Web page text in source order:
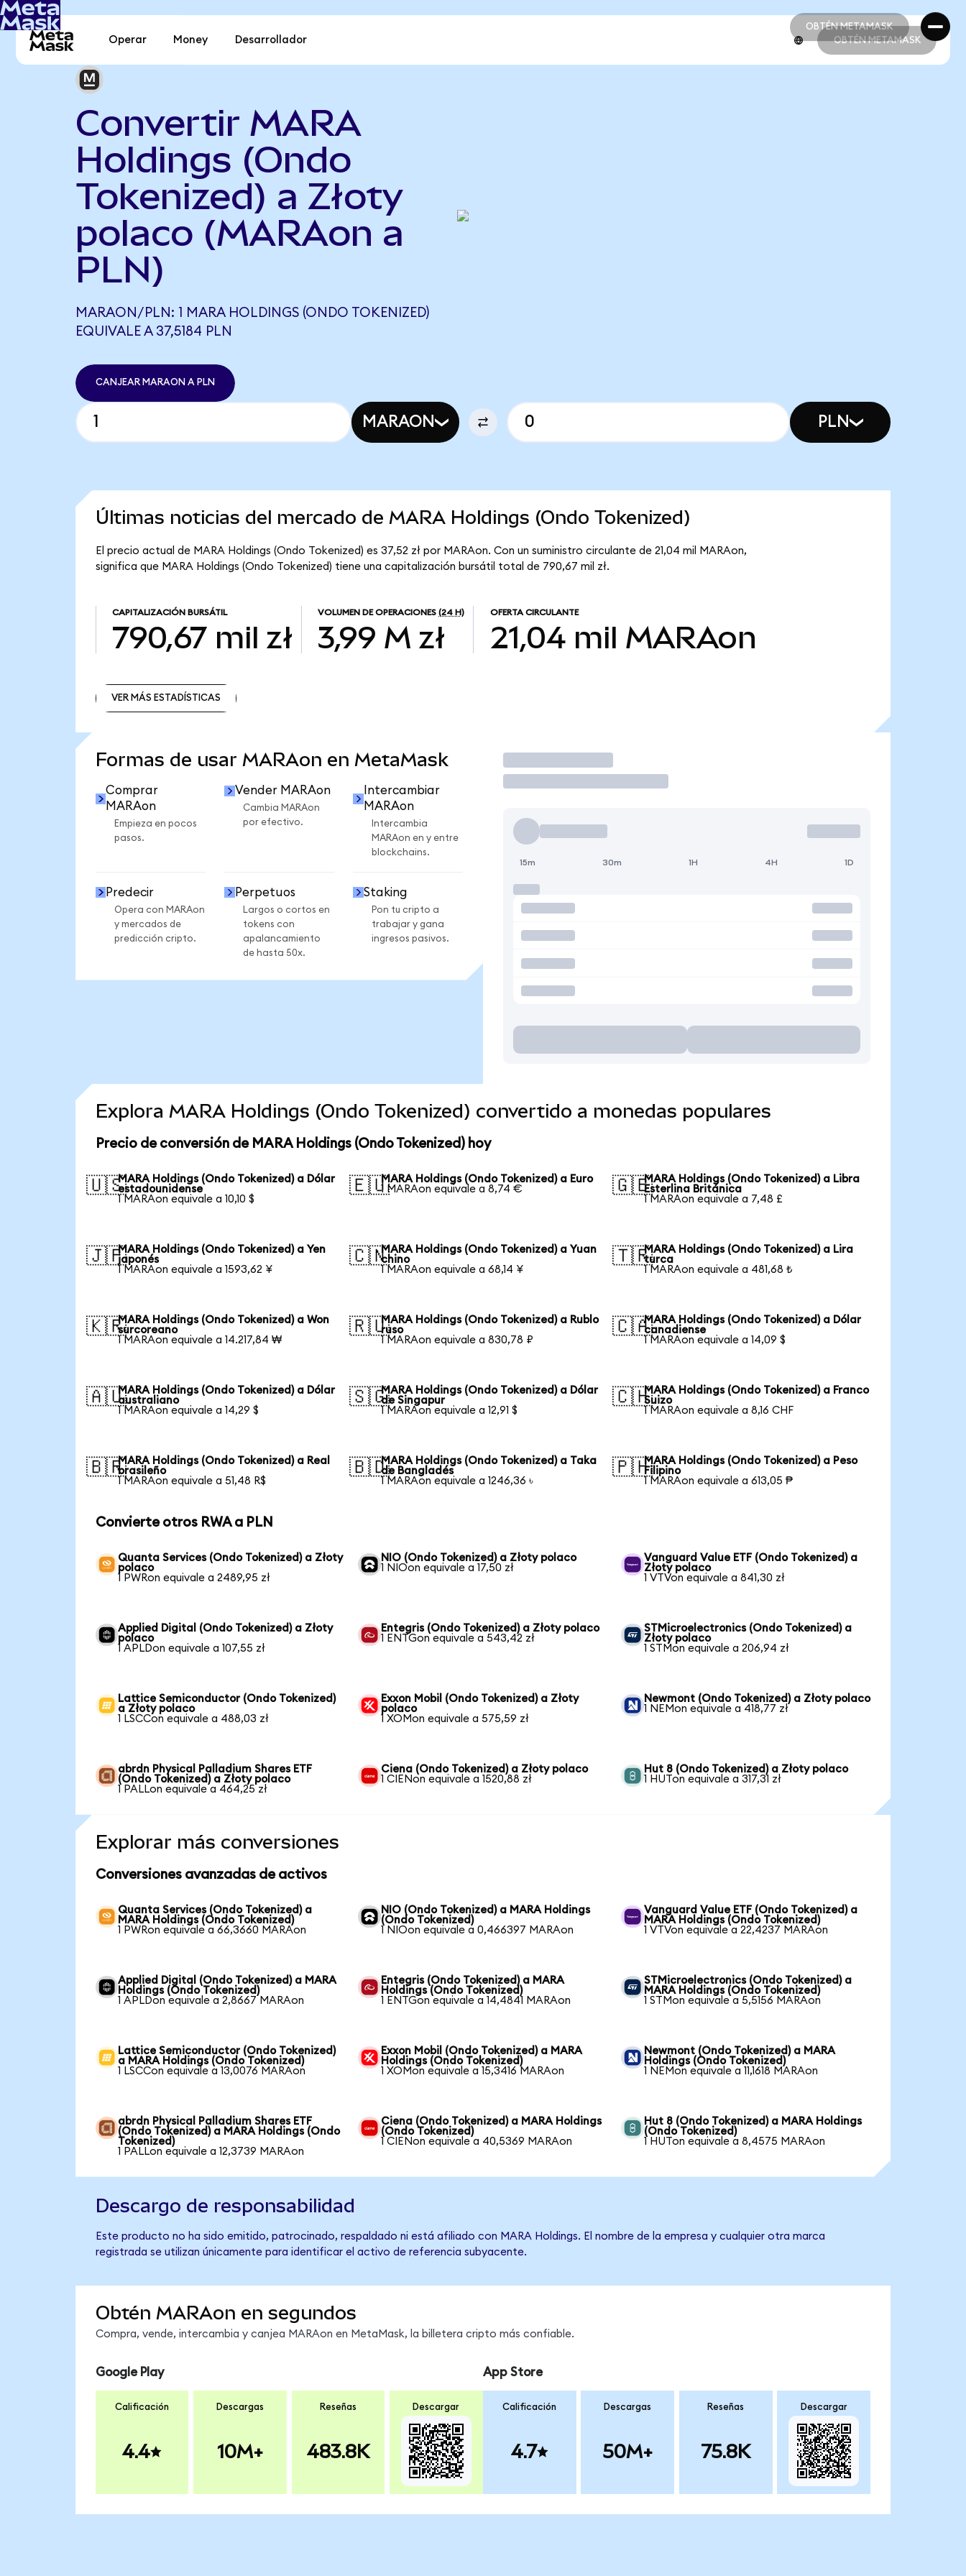
OBTÉN METAMASK
OBTÉN METAMASK
Operar Money Desarrollador OBTÉN METAMASK
Convertir MARA
Holdings (Ondo
Tokenized) a Złoty
polaco (MARAon a
PLN)
MARAON/PLN: 1 MARA HOLDINGS (ONDO TOKENIZED)
EQUIVALE A 37,5184 PLN
CANJEAR MARAON A PLN
MARAON PLN
Últimas noticias del mercado de MARA Holdings (Ondo Tokenized)
El precio actual de MARA Holdings (Ondo Tokenized) es 37,52 zł por MARAon. Con un suministro circulante de 21,04 mil MARAon,
significa que MARA Holdings (Ondo Tokenized) tiene una capitalización bursátil total de 790,67 mil zł.
CAPITALIZACIÓN BURSÁTIL
790,67 mil zł
VOLUMEN DE OPERACIONES (24 H)
3,99 M zł
OFERTA CIRCULANTE
21,04 mil MARAon
VER MÁS ESTADÍSTICAS
Formas de usar MARAon en MetaMask
Comprar
MARAon
Empieza en pocos
pasos.
Vender MARAon
Cambia MARAon
por efectivo.
Intercambiar
MARAon
Intercambia
MARAon en y entre
blockchains.
Predecir
Opera con MARAon
y mercados de
predicción cripto.
Perpetuos
Largos o cortos en
tokens con
apalancamiento
de hasta 50x.
Staking
Pon tu cripto a
trabajar y gana
ingresos pasivos.
Operar
15m 30m 1H 4H 1D
Explora MARA Holdings (Ondo Tokenized) convertido a monedas populares
Precio de conversión de MARA Holdings (Ondo Tokenized) hoy
🇺🇸MARA Holdings (Ondo Tokenized) a Dólar
estadounidense
1 MARAon equivale a 10,10 $
🇪🇺MARA Holdings (Ondo Tokenized) a Euro
1 MARAon equivale a 8,74 €
🇬🇧MARA Holdings (Ondo Tokenized) a Libra
Esterlina Británica
1 MARAon equivale a 7,48 £
🇯🇵MARA Holdings (Ondo Tokenized) a Yen
japonés
1 MARAon equivale a 1593,62 ¥
🇨🇳MARA Holdings (Ondo Tokenized) a Yuan
chino
1 MARAon equivale a 68,14 ¥
🇹🇷MARA Holdings (Ondo Tokenized) a Lira
turca
1 MARAon equivale a 481,68 ₺
🇰🇷MARA Holdings (Ondo Tokenized) a Won
surcoreano
1 MARAon equivale a 14.217,84 ₩
🇷🇺MARA Holdings (Ondo Tokenized) a Rublo
ruso
1 MARAon equivale a 830,78 ₽
🇨🇦MARA Holdings (Ondo Tokenized) a Dólar
canadiense
1 MARAon equivale a 14,09 $
🇦🇺MARA Holdings (Ondo Tokenized) a Dólar
australiano
1 MARAon equivale a 14,29 $
🇸🇬MARA Holdings (Ondo Tokenized) a Dólar
de Singapur
1 MARAon equivale a 12,91 $
🇨🇭MARA Holdings (Ondo Tokenized) a Franco
Suizo
1 MARAon equivale a 8,16 CHF
🇧🇷MARA Holdings (Ondo Tokenized) a Real
brasileño
1 MARAon equivale a 51,48 R$
🇧🇩MARA Holdings (Ondo Tokenized) a Taka
de Bangladés
1 MARAon equivale a 1246,36 ৳
🇵🇭MARA Holdings (Ondo Tokenized) a Peso
Filipino
1 MARAon equivale a 613,05 ₱
Convierte otros RWA a PLN
Quanta Services (Ondo Tokenized) a Złoty
polaco
1 PWRon equivale a 2489,95 zł
NIO (Ondo Tokenized) a Złoty polaco
1 NIOon equivale a 17,50 zł
Vanguard Value ETF (Ondo Tokenized) a
Złoty polaco
1 VTVon equivale a 841,30 zł
Applied Digital (Ondo Tokenized) a Złoty
polaco
1 APLDon equivale a 107,55 zł
Entegris (Ondo Tokenized) a Złoty polaco
1 ENTGon equivale a 543,42 zł
STMicroelectronics (Ondo Tokenized) a
Złoty polaco
1 STMon equivale a 206,94 zł
Lattice Semiconductor (Ondo Tokenized)
a Złoty polaco
1 LSCCon equivale a 488,03 zł
Exxon Mobil (Ondo Tokenized) a Złoty
polaco
1 XOMon equivale a 575,59 zł
Newmont (Ondo Tokenized) a Złoty polaco
1 NEMon equivale a 418,77 zł
abrdn Physical Palladium Shares ETF
(Ondo Tokenized) a Złoty polaco
1 PALLon equivale a 464,25 zł
Ciena (Ondo Tokenized) a Złoty polaco
1 CIENon equivale a 1520,88 zł
Hut 8 (Ondo Tokenized) a Złoty polaco
1 HUTon equivale a 317,31 zł
Explorar más conversiones
Conversiones avanzadas de activos
Quanta Services (Ondo Tokenized) a
MARA Holdings (Ondo Tokenized)
1 PWRon equivale a 66,3660 MARAon
NIO (Ondo Tokenized) a MARA Holdings
(Ondo Tokenized)
1 NIOon equivale a 0,466397 MARAon
Vanguard Value ETF (Ondo Tokenized) a
MARA Holdings (Ondo Tokenized)
1 VTVon equivale a 22,4237 MARAon
Applied Digital (Ondo Tokenized) a MARA
Holdings (Ondo Tokenized)
1 APLDon equivale a 2,8667 MARAon
Entegris (Ondo Tokenized) a MARA
Holdings (Ondo Tokenized)
1 ENTGon equivale a 14,4841 MARAon
STMicroelectronics (Ondo Tokenized) a
MARA Holdings (Ondo Tokenized)
1 STMon equivale a 5,5156 MARAon
Lattice Semiconductor (Ondo Tokenized)
a MARA Holdings (Ondo Tokenized)
1 LSCCon equivale a 13,0076 MARAon
Exxon Mobil (Ondo Tokenized) a MARA
Holdings (Ondo Tokenized)
1 XOMon equivale a 15,3416 MARAon
Newmont (Ondo Tokenized) a MARA
Holdings (Ondo Tokenized)
1 NEMon equivale a 11,1618 MARAon
abrdn Physical Palladium Shares ETF
(Ondo Tokenized) a MARA Holdings (Ondo
Tokenized)
1 PALLon equivale a 12,3739 MARAon
Ciena (Ondo Tokenized) a MARA Holdings
(Ondo Tokenized)
1 CIENon equivale a 40,5369 MARAon
Hut 8 (Ondo Tokenized) a MARA Holdings
(Ondo Tokenized)
1 HUTon equivale a 8,4575 MARAon
Descargo de responsabilidad
Este producto no ha sido emitido, patrocinado, respaldado ni está afiliado con MARA Holdings. El nombre de la empresa y cualquier otra marca
registrada se utilizan únicamente para identificar el activo de referencia subyacente.
Obtén MARAon en segundos
Compra, vende, intercambia y canjea MARAon en MetaMask, la billetera cripto más confiable.
Google Play
Calificación
4.4
Descargas
10M+
Reseñas
483.8K
Descargar
App Store
Calificación
4.7
Descargas
50M+
Reseñas
75.8K
Descargar